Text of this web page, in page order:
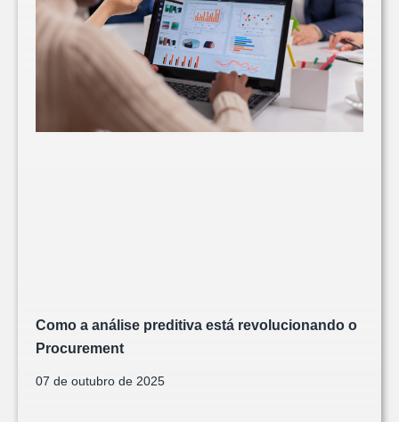
Como a análise preditiva está revolucionando o
Procurement
07 de outubro de 2025